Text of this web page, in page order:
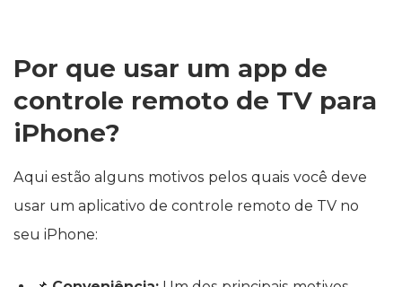
Por que usar um app de
controle remoto de TV para
iPhone?
Aqui estão alguns motivos pelos quais você deve
usar um aplicativo de controle remoto de TV no
seu iPhone: